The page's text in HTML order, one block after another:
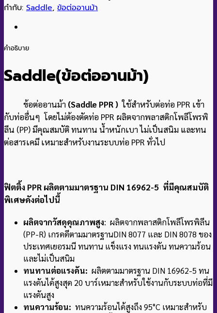
กำกับ: Saddle, ข้อต่ออานม้า
คำอธิบาย
Saddle(ข้อต่ออานม้า)
ข้อต่ออานม้า (Saddle PPR ) ใช้สำหรับต่อท่อ PPR เข้า
กับท่ออื่นๆ โดยไม่ต้องตัดท่อ PPR ผลิตจากพลาสติกโพลีโพรพิ
ลีน (PP) มีคุณสมบัติ ทนทาน น้ำหนักเบา ไม่เป็นสนิม และทน
ต่อสารเคมี เหมาะสำหรับงานระบบท่อ PPR ทั่วไป
ฟิตติ้ง PPR ผลิตตามมาตรฐาน DIN 16962-5 ที่มีคุณสมบัติ
พิเศษดังต่อไปนี้
ผลิตจากวัสดุคุณภาพสูง: ผลิตจากพลาสติกโพลีโพรพิลีน
(PP-R) เกรดดีตามมาตรฐานDIN 8077 และ DIN 8078 ของ
ประเทศเยอรมนี ทนทาน แข็งแรง ทนแรงดัน ทนความร้อน
และไม่เป็นสนิม
ทนทานต่อแรงดัน: ผลิตตามมาตรฐาน DIN 16962-5 ทน
แรงดันได้สูงสุด 20 บาร์เหมาะสำหรับใช้งานกับระบบท่อที่มี
แรงดันสูง
ทนความร้อน: ทนความร้อนได้สูงถึง 95°C เหมาะสำหรับ